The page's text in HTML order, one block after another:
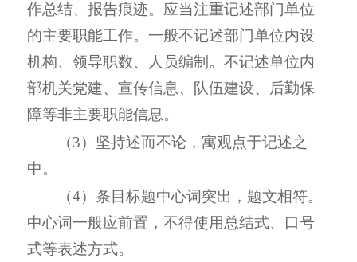
作总结、报告痕迹。应当注重记述部门单位
的主要职能工作。一般不记述部门单位内设
机构、领导职数、人员编制。不记述单位内
部机关党建、宣传信息、队伍建设、后勤保
障等非主要职能信息。
（3）坚持述而不论，寓观点于记述之
中。
（4）条目标题中心词突出，题文相符。
中心词一般应前置，不得使用总结式、口号
式等表述方式。